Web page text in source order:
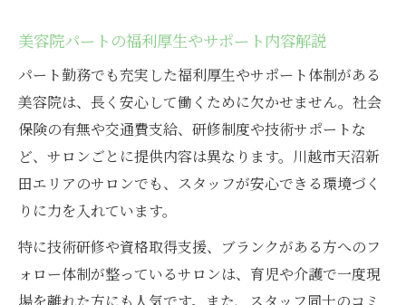
美容院パートの福利厚生やサポート内容解説
パート勤務でも充実した福利厚生やサポート体制がある
美容院は、長く安心して働くために欠かせません。社会
保険の有無や交通費支給、研修制度や技術サポートな
ど、サロンごとに提供内容は異なります。川越市天沼新
田エリアのサロンでも、スタッフが安心できる環境づく
りに力を入れています。
特に技術研修や資格取得支援、ブランクがある方へのフ
ォロー体制が整っているサロンは、育児や介護で一度現